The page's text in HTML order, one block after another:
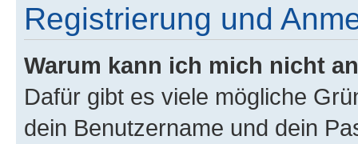
Registrierung und
Warum kann ich mich nicht
Dafür gibt es viele mögliche
dein Benutzername und dein